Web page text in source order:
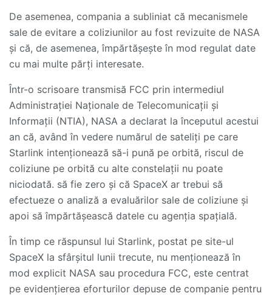
De asemenea, compania a subliniat că mecanismele
sale de evitare a coliziunilor au fost revizuite de NASA
și că, de asemenea, împărtășește în mod regulat date
cu mai multe părți interesate.
Într-o scrisoare transmisă FCC prin intermediul
Administrației Naționale de Telecomunicații și
Informații (NTIA), NASA a declarat la începutul acestui
an că, având în vedere numărul de sateliți pe care
Starlink intenționează să-i pună pe orbită, riscul de
coliziune pe orbită cu alte constelații nu poate
niciodată. să fie zero și că SpaceX ar trebui să
efectueze o analiză a evaluărilor sale de coliziune și
apoi să împărtășească datele cu agenția spațială.
În timp ce răspunsul lui Starlink, postat pe site-ul
SpaceX la sfârșitul lunii trecute, nu menționează în
mod explicit NASA sau procedura FCC, este centrat
pe evidențierea eforturilor depuse de companie pentru